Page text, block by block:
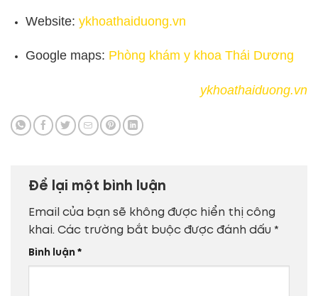
Website: ykhoathaiduong.vn
Google maps: Phòng khám y khoa Thái Dương
ykhoathaiduong.vn
Để lại một bình luận
Email của bạn sẽ không được hiển thị công
khai. Các trường bắt buộc được đánh dấu *
Bình luận *